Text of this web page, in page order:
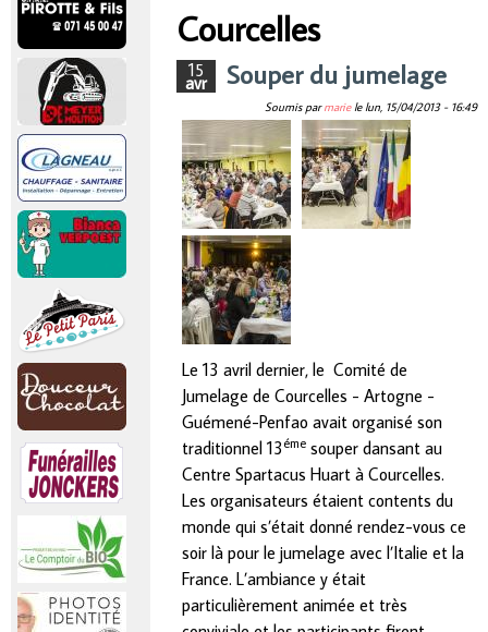
Vous êtes ici
Courcelles
15
avr Souper du jumelage
Soumis parmarielelun, 15/04/2013 - 16:49
Le 13 avril dernier, le Comité de
Jumelage de Courcelles - Artogne -
Guémené-Penfao avait organisé son
traditionnel 13 éme souper dansant au
Centre Spartacus Huart à Courcelles.
Les organisateurs étaient contents du
monde qui s’était donné rendez-vous ce
soir là pour le jumelage avec l’Italie et la
France. L’ambiance y était
particulièrement animée et très
n
c
p
a